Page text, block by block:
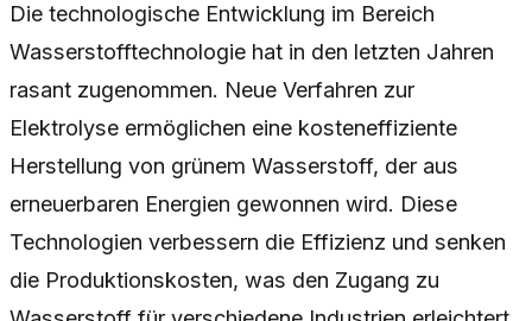
Die technologische Entwicklung im Bereich
Wasserstofftechnologie hat in den letzten Jahren
rasant zugenommen. Neue Verfahren zur
Elektrolyse ermöglichen eine kosteneffiziente
Herstellung von grünem Wasserstoff, der aus
erneuerbaren Energien gewonnen wird. Diese
Technologien verbessern die Effizienz und senken
die Produktionskosten, was den Zugang zu